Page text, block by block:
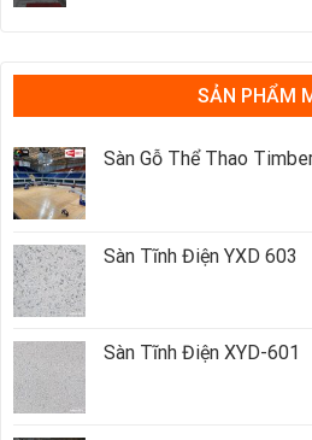
SẢN PHẨM
Sàn Gỗ Thể Thao
Sàn Tĩnh Điện YXD 603
Sàn Tĩnh Điện XYD-601